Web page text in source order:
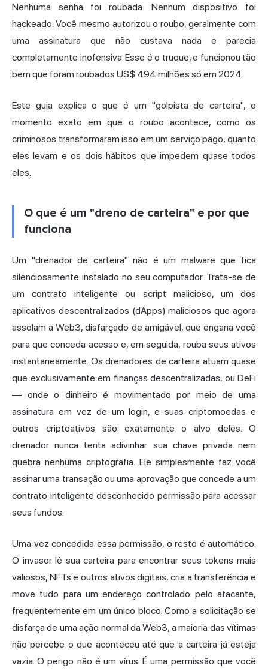
Nenhuma senha foi roubada. Nenhum dispositivo foi
hackeado. Você mesmo autorizou o roubo, geralmente com
uma assinatura que não custava nada e parecia
completamente inofensiva. Esse é o truque, e funcionou tão
bem que foram roubados US$ 494 milhões só em 2024.
Este guia explica o que é um "golpista de carteira", o
momento exato em que o roubo acontece, como os
criminosos transformaram isso em um serviço pago, quanto
eles levam e os dois hábitos que impedem quase todos
eles.
O que é um "dreno de carteira" e por que
funciona
Um "drenador de carteira" não é um malware que fica
silenciosamente instalado no seu computador. Trata-se de
um contrato inteligente ou script malicioso, um dos
aplicativos descentralizados (dApps) maliciosos que agora
assolam a Web3, disfarçado de amigável, que engana você
para que conceda acesso e, em seguida, rouba seus ativos
instantaneamente. Os drenadores de carteira atuam quase
que exclusivamente em finanças descentralizadas, ou DeFi
— onde o dinheiro é movimentado por meio de uma
assinatura em vez de um login, e suas criptomoedas e
outros criptoativos são exatamente o alvo deles. O
drenador nunca tenta adivinhar sua chave privada nem
quebra nenhuma criptografia. Ele simplesmente faz você
assinar uma transação ou uma aprovação que concede a um
contrato inteligente desconhecido permissão para acessar
seus fundos.
Uma vez concedida essa permissão, o resto é automático.
O invasor lê sua carteira para encontrar seus tokens mais
valiosos, NFTs e outros ativos digitais, cria a transferência e
move tudo para um endereço controlado pelo atacante,
frequentemente em um único bloco. Como a solicitação se
disfarça de uma ação normal da Web3, a maioria das vítimas
não percebe o que aconteceu até que a carteira já esteja
vazia. O perigo não é um vírus. É uma permissão que você